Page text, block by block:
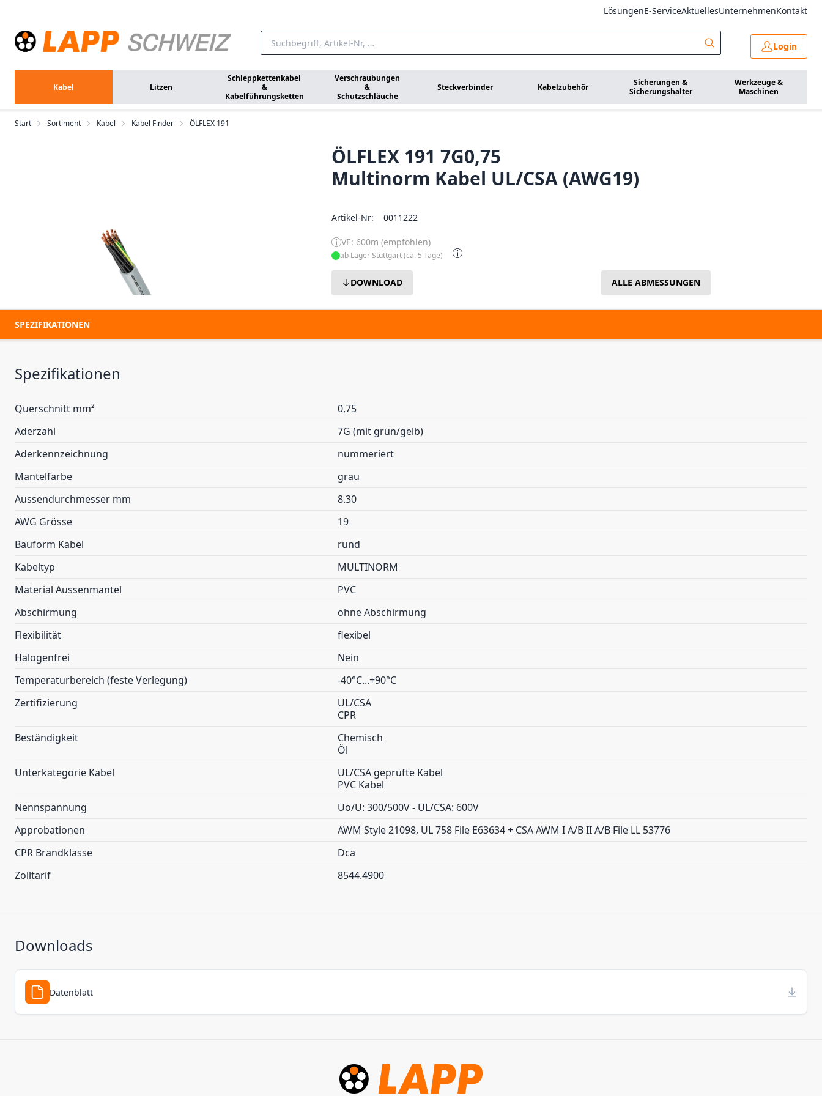
LösungenE-ServiceAktuellesUnternehmenKontakt
Login
Kabel Litzen
Schleppkettenkabel
&
Kabelführungsketten
Verschraubungen
&
Schutzschläuche
Steckverbinder Kabelzubehör
Sicherungen &
Sicherungshalter
Werkzeuge &
Maschinen
Start Sortiment Kabel Kabel Finder ÖLFLEX 191
ÖLFLEX 191 7G0,75
Multinorm Kabel UL/CSA (AWG19)
Artikel-Nr: 0011222
VE: 600m (empfohlen)
ab Lager Stuttgart (ca. 5 Tage)
DOWNLOAD ALLE ABMESSUNGEN
SPEZIFIKATIONEN
Spezifikationen
Querschnitt mm²
0,75
Aderzahl
7G (mit grün/gelb)
Aderkennzeichnung
nummeriert
Mantelfarbe
grau
Aussendurchmesser mm
8.30
AWG Grösse
19
Bauform Kabel
rund
Kabeltyp
MULTINORM
Material Aussenmantel
PVC
Abschirmung
ohne Abschirmung
Flexibilität
flexibel
Halogenfrei
Nein
Temperaturbereich (feste Verlegung)
-40°C...+90°C
Zertifizierung
UL/CSA
CPR
Beständigkeit
Chemisch
Öl
Unterkategorie Kabel
UL/CSA geprüfte Kabel
PVC Kabel
Nennspannung
Uo/U: 300/500V - UL/CSA: 600V
Approbationen
AWM Style 21098, UL 758 File E63634 + CSA AWM I A/B II A/B File LL 53776
CPR Brandklasse
Dca
Zolltarif
8544.4900
Downloads
Datenblatt